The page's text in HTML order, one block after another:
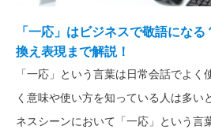
「一応」はビジネスで敬語にな
換え表現まで解説！
「一応」という言葉は日常会話でよ
く意味や使い方を知っている人は多い
ネスシーンにおいて「一応」という言